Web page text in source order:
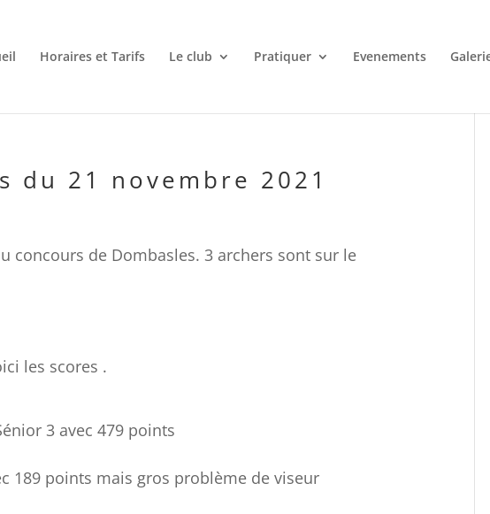
Horaires et Tarifs Le club Pratiquer Evenements
du 21 novembre 2021
concours de Dombasles. 3 archers sont sur le
.
3 avec 479 points
mais gros problème de viseur